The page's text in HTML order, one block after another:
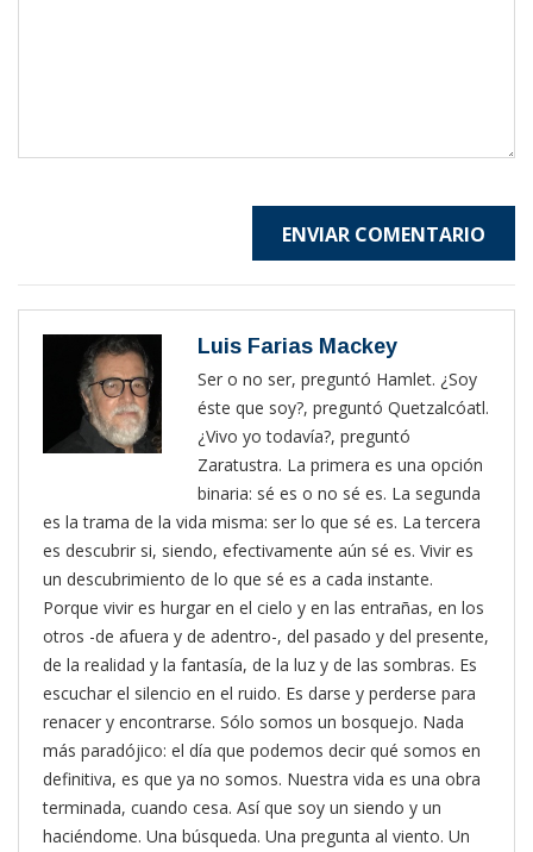
ENVIAR COMENTARIO
Luis Farias Mackey
Ser o no ser, preguntó Hamlet. ¿Soy
éste que soy?, preguntó Quetzalcóatl.
¿Vivo yo todavía?, preguntó
Zaratustra. La primera es una opción
binaria: sé es o no sé es. La segunda
es la trama de la vida misma: ser lo que sé es. La tercera
es descubrir si, siendo, efectivamente aún sé es. Vivir es
un descubrimiento de lo que sé es a cada instante.
Porque vivir es hurgar en el cielo y en las entrañas, en los
otros -de afuera y de adentro-, del pasado y del presente,
de la realidad y la fantasía, de la luz y de las sombras. Es
escuchar el silencio en el ruido. Es darse y perderse para
renacer y encontrarse. Sólo somos un bosquejo. Nada
más paradójico: el día que podemos decir qué somos en
definitiva, es que ya no somos. Nuestra vida es una obra
terminada, cuando cesa. Así que soy un siendo y un
haciéndome. Una búsqueda. Una pregunta al viento. Un